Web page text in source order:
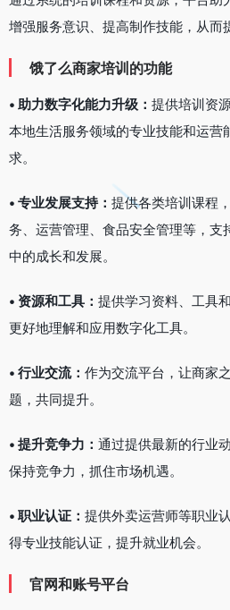
增强服务意识、提高制作技能，从而
饿了么商家培训的功能
• 助力数字化能力升级： 提供培训资
本地生活服务领域的专业技能和运营
求。
• 专业发展支持： 提供各类培训课程
务、运营管理、食品安全管理等，支
中的成长和发展。
• 资源和工具： 提供学习资料、工具
更好地理解和应用数字化工具。
• 行业交流： 作为交流平台，让商家
题，共同提升。
• 提升竞争力： 通过提供最新的行业
保持竞争力，抓住市场机遇。
• 职业认证： 提供外卖运营师等职业
得专业技能认证，提升就业机会。
官网和账号平台